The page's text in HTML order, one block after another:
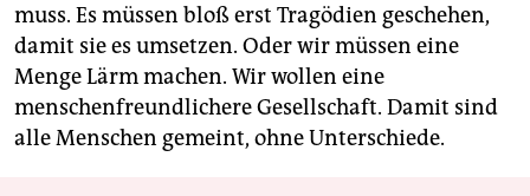
muss. Es müssen bloß erst Tragödien geschehen,
damit sie es umsetzen. Oder wir müssen eine
Menge Lärm machen. Wir wollen eine
menschenfreundlichere Gesellschaft. Damit sind
alle Menschen gemeint, ohne Unterschiede.